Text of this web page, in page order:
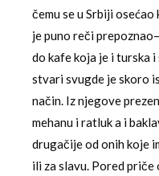
čemu se u Srbiji
je puno reči
do kafe koja je i turska i
stvari svugde je skoro
način. Iz njegove
mehanu i ratluk a i
drugačije od onih koje
ili za slavu. Pored